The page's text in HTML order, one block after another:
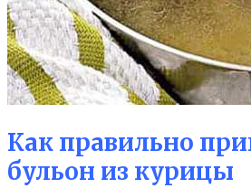
Как правильно
бульон из курицы